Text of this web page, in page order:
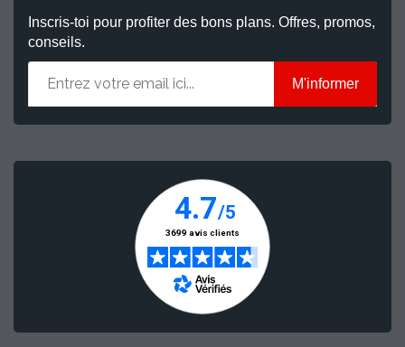
Inscris-toi pour profiter des bons plans. Offres, promos,
conseils.
M'informer